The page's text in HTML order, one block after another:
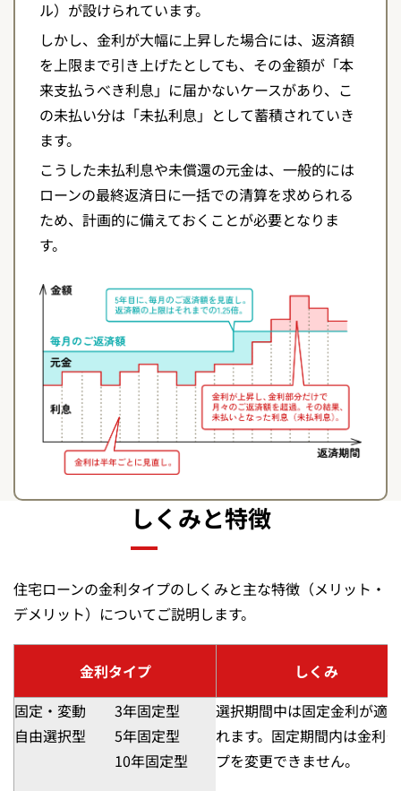
ル）が設けられています。
しかし、金利が大幅に上昇した場合には、返済額
を上限まで引き上げたとしても、その金額が「本
来支払うべき利息」に届かないケースがあり、こ
の未払い分は「未払利息」として蓄積されていき
ます。
こうした未払利息や未償還の元金は、一般的には
ローンの最終返済日に一括での清算を求められる
ため、計画的に備えておくことが必要となりま
す。
しくみと特徴
住宅ローンの金利タイプのしくみと主な特徴（メリット・
デメリット）についてご説明します。
金利タイプ
しくみ
固定・変動
自由選択型
3年固定型
5年固定型
10年固定型
選択期間中は固定金利が適
れます。固定期間内は金利
プを変更できません。